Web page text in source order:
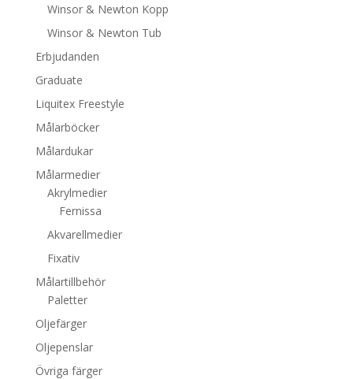
Winsor & Newton Kopp
Winsor & Newton Tub
Erbjudanden
Graduate
Liquitex Freestyle
Målarböcker
Målardukar
Målarmedier
Akrylmedier
Fernissa
Akvarellmedier
Fixativ
Målartillbehör
Paletter
Oljefärger
Oljepenslar
Övriga färger